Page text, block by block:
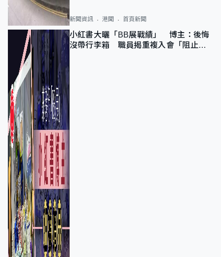
新聞資訊 港聞 首頁新聞
小紅書大曬「BB展戰績」 博主：後悔
沒帶行李箱 職員揭重複入會「阻止唔